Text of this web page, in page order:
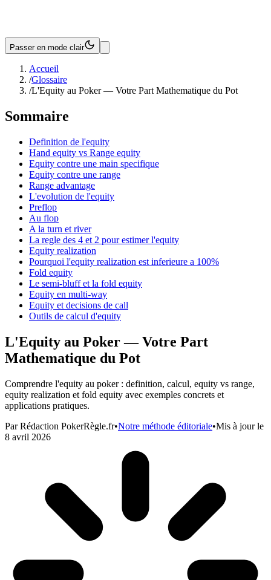
Passer en mode clair
Accueil
/Glossaire
/L'Equity au Poker — Votre Part Mathematique du Pot
Sommaire
Definition de l'equity
Hand equity vs Range equity
Equity contre une main specifique
Equity contre une range
Range advantage
L'evolution de l'equity
Preflop
Au flop
A la turn et river
La regle des 4 et 2 pour estimer l'equity
Equity realization
Pourquoi l'equity realization est inferieure a 100%
Fold equity
Le semi-bluff et la fold equity
Equity en multi-way
Equity et decisions de call
Outils de calcul d'equity
L'Equity au Poker — Votre Part
Mathematique du Pot
Comprendre l'equity au poker : definition, calcul, equity vs range,
equity realization et fold equity avec exemples concrets et
applications pratiques.
ParRédaction PokerRègle.fr•Notre méthode éditoriale•Mis à jour le
8 avril 2026